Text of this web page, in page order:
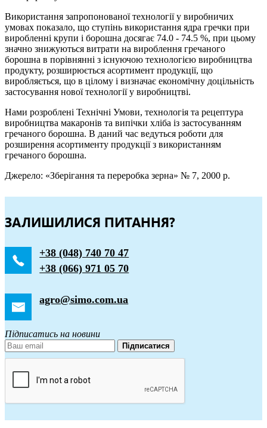
Використання запропонованої технології у виробничих
умовах показало, що ступінь використання ядра гречки при
виробленні крупи і борошна досягає 74.0 - 74.5 %, при цьому
значно знижуються витрати на вироблення гречаного
борошна в порівнянні з існуючою технологією виробництва
продукту, розширюється асортимент продукції, що
виробляється, що в цілому і визначає економічну доцільність
застосування нової технології у виробництві.
Нами розроблені Технічні Умови, технологія та рецептура
виробництва макаронів та випічки хліба із застосуванням
гречаного борошна. В даний час ведуться роботи для
розширення асортименту продукції з використанням
гречаного борошна.
Джерело: «Зберігання та переробка зерна» № 7, 2000 р.
ЗАЛИШИЛИСЯ ПИТАННЯ?
+38 (048) 740 70 47
+38 (066) 971 05 70
agro@simo.com.ua
Підписатись на новини
Підписатися